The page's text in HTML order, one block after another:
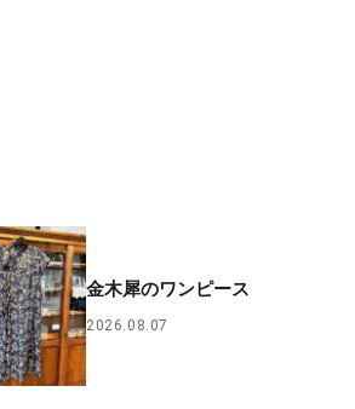
金木犀のワンピース
2026.08.07